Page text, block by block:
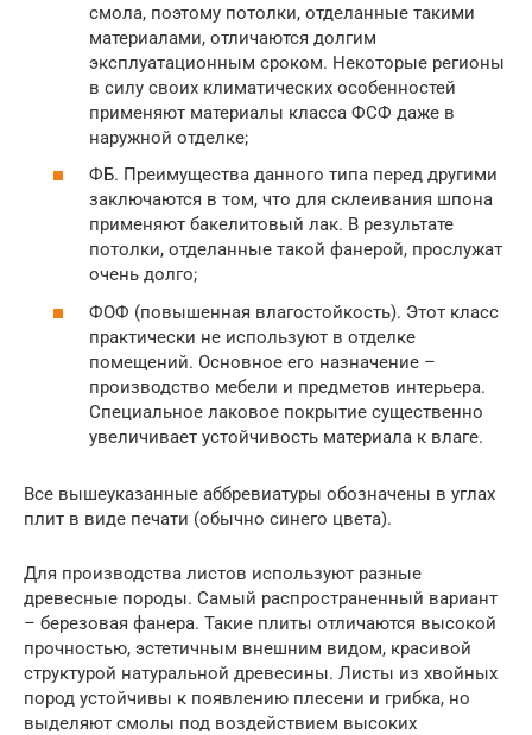
смола, поэтому потолки, отделанные такими
материалами, отличаются долгим
эксплуатационным сроком. Некоторые регионы
в силу своих климатических особенностей
применяют материалы класса ФСФ даже в
наружной отделке;
ФБ. Преимущества данного типа перед другими
заключаются в том, что для склеивания шпона
применяют бакелитовый лак. В результате
потолки, отделанные такой фанерой, прослужат
очень долго;
ФОФ (повышенная влагостойкость). Этот класс
практически не используют в отделке
помещений. Основное его назначение –
производство мебели и предметов интерьера.
Специальное лаковое покрытие существенно
увеличивает устойчивость материала к влаге.
Все вышеуказанные аббревиатуры обозначены в углах
плит в виде печати (обычно синего цвета).
Для производства листов используют разные
древесные породы. Самый распространенный вариант
– березовая фанера. Такие плиты отличаются высокой
прочностью, эстетичным внешним видом, красивой
структурой натуральной древесины. Листы из хвойных
пород устойчивы к появлению плесени и грибка, но
выделяют смолы под воздействием высоких